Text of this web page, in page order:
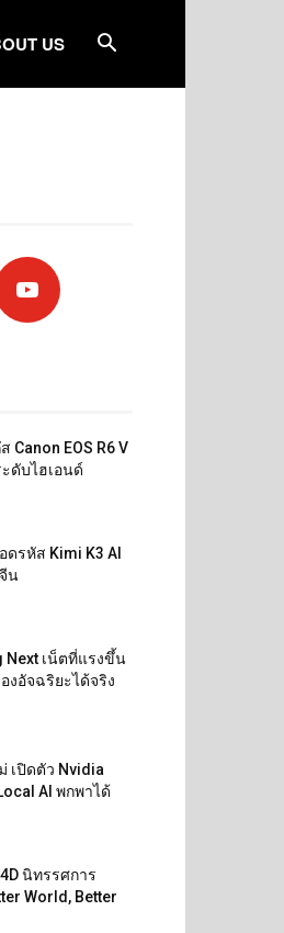
US
Canon EOS R6 V
ดับไฮเอนด์
ดรหัส Kimi K3 AI
น
Next เน็ตที่แรงขึ้น
งอัจฉริยะได้จริง
เปิดตัว Nvidia
AI พกพาได้
นิทรรศการ
World, Better